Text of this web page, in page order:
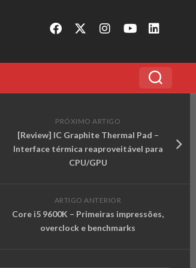
PRÓXIMO ARTIGO
[Review] IC Graphite Thermal Pad –
Interface térmica reaproveitável para
CPU/GPU
ARTIGO ANTERIOR
Core i5 9600K – Primeiras impressões,
overclock e benchmarks